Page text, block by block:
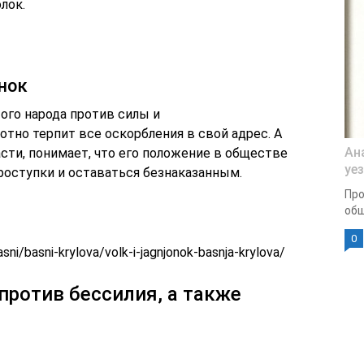
народа против силы и
терпит все оскорбления в свой адрес. А
понимает, что его положение в обществе
и оставаться безнаказанным.
basni-krylova/volk-i-jagnjonok-basnja-krylova/
бессилия, а также
0